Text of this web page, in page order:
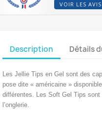
VOIR LES AVIS
Description Détails
Les Jellie Tips en Gel sont des
pose dite « américaine »
différentes. Les Soft Gel Tips
l’onglerie.